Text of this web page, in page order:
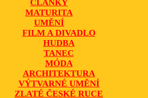
ČLÁNKY
MATURITA
UMĚNÍ
FILM A DIVADLO
HUDBA
TANEC
MÓDA
ARCHITEKTURA
VÝTVARNÉ UMĚNÍ
ZLATÉ ČESKÉ RUCE